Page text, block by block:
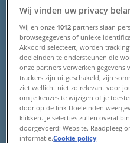
Ontdek
Verloopt 9-8
-3 dagen
Intratuin
Onze beste
Wij vinden uw privacy
Wij en onze 1012 partners slaan
browsegegevens of unieke
Akkoord selecteert, worden
doeleinden te ondersteunen die
onze partners verwerken gegevens
trackers zijn uitgeschakeld, zijn
ziet wellicht niet zo relevant voor
om je keuzes te wijzigen of je
door op de link Doeleinden
klikken. Je selecties zullen overal
doorgevoerd: Website. Raadpleeg
informatie.Cookie policy